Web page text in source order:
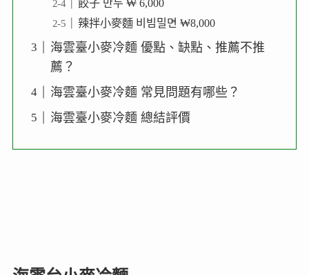
餃子 만두 ₩ 6,000
辣拌小麥麵 비빔밀면 ₩8,000
海雲臺小麥冷麵 優點、缺點、推薦不推
薦？
海雲臺小麥冷麵 常見問題有哪些？
海雲臺小麥冷麵 總結評價